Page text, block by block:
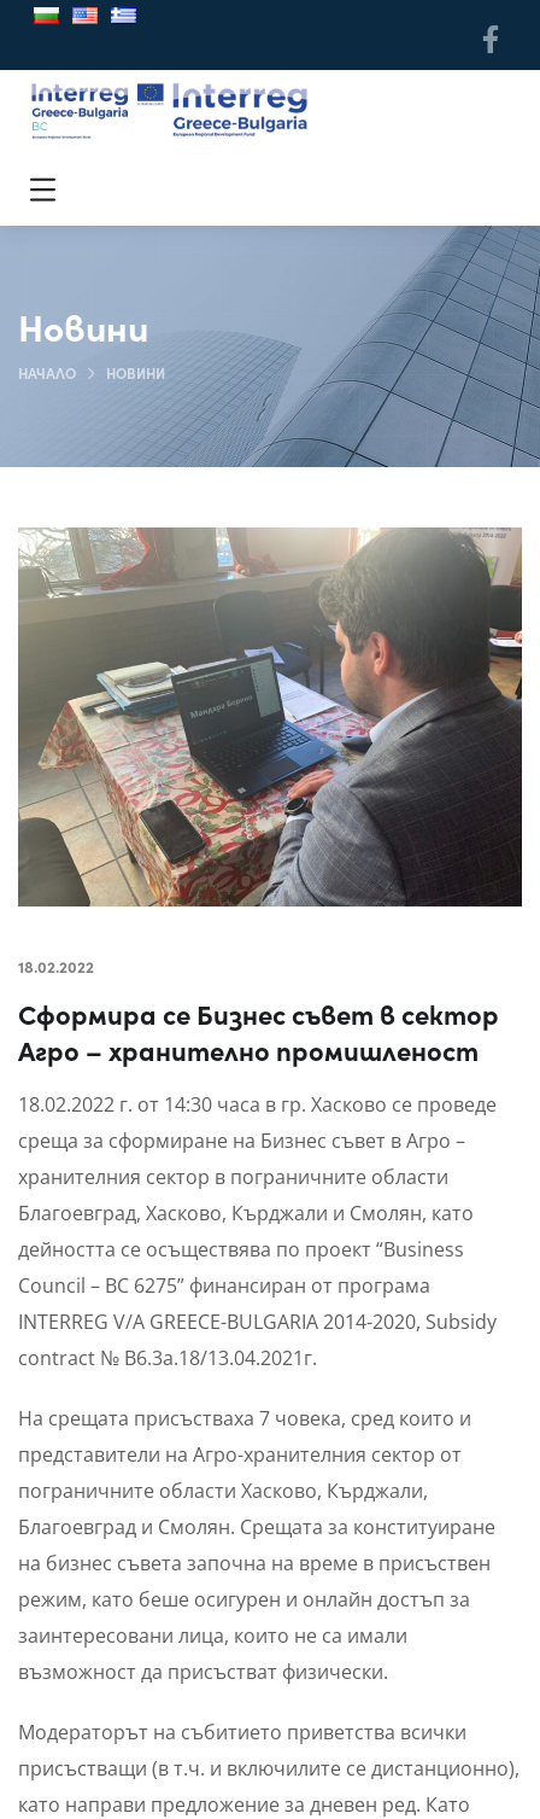
Новини
НАЧАЛО НОВИНИ
18.02.2022
Сформира се Бизнес съвет в сектор
Агро – хранително промишленост
18.02.2022 г. от 14:30 часа в гр. Хасково се проведе
среща за сформиране на Бизнес съвет в Агро –
хранителния сектор в пограничните области
Благоевград, Хасково, Кърджали и Смолян, като
дейността се осъществява по проект “Business
Council – BC 6275” финансиран от програма
INTERREG V/A GREECE-BULGARIA 2014-2020, Subsidy
contract № B6.3a.18/13.04.2021г.
На срещата присъстваха 7 човека, сред които и
представители на Агро-хранителния сектор от
пограничните области Хасково, Кърджали,
Благоевград и Смолян. Срещата за конституиране
на бизнес съвета започна на време в присъствен
режим, като беше осигурен и онлайн достъп за
заинтересовани лица, които не са имали
възможност да присъстват физически.
Модераторът на събитието приветства всички
присъстващи (в т.ч. и включилите се дистанционно),
като направи предложение за дневен ред. Като